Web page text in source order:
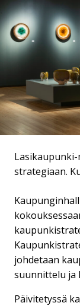
strategiaan.
johdetaan
suunnittelu ja
Päivitetyssä